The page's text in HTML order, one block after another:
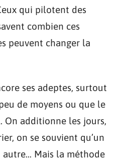
qui pilotent des
combien ces
peuvent changer la
ses adeptes, surtout
de moyens ou que le
On additionne les jours,
on se souvient qu’un
autre… Mais la méthode